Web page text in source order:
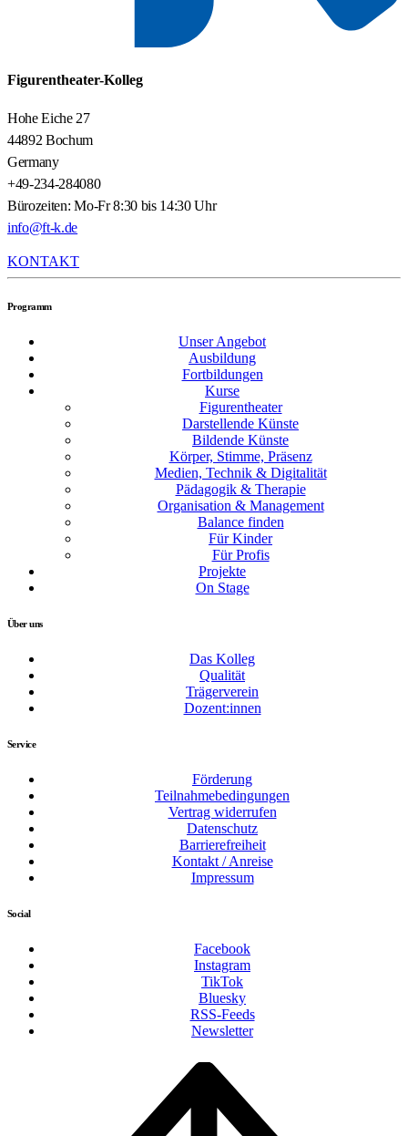
Figurentheater-Kolleg
Hohe Eiche 27
44892 Bochum
Germany
+49-234-284080
Bürozeiten: Mo-Fr 8:30 bis 14:30 Uhr
info@ft-k.de
KONTAKT
Programm
Unser Angebot
Ausbildung
Fortbildungen
Kurse
Figurentheater
Darstellende Künste
Bildende Künste
Körper, Stimme, Präsenz
Medien, Technik & Digitalität
Pädagogik & Therapie
Organisation & Management
Balance finden
Für Kinder
Für Profis
Projekte
On Stage
Über uns
Das Kolleg
Qualität
Trägerverein
Dozent:innen
Service
Förderung
Teilnahmebedingungen
Vertrag widerrufen
Datenschutz
Barrierefreiheit
Kontakt / Anreise
Impressum
Social
Facebook
Instagram
TikTok
Bluesky
RSS-Feeds
Newsletter